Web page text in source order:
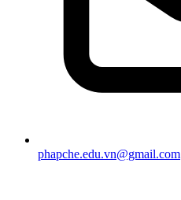
phapche.edu.vn@gmail.com